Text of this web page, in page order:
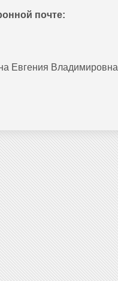
почте:
Евгения Владимировна